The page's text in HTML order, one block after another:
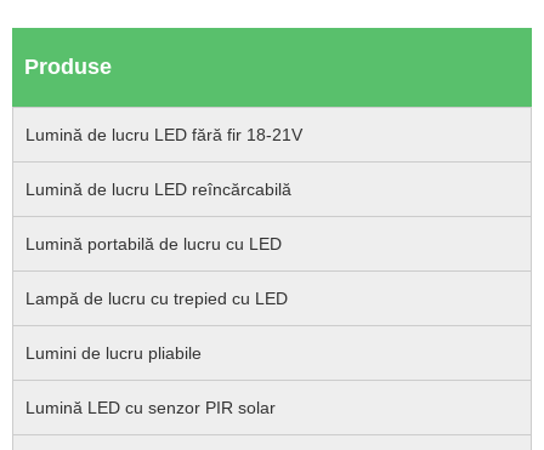
Produse
Lumină de lucru LED fără fir 18-21V
Lumină de lucru LED reîncărcabilă
Lumină portabilă de lucru cu LED
Lampă de lucru cu trepied cu LED
Lumini de lucru pliabile
Lumină LED cu senzor PIR solar